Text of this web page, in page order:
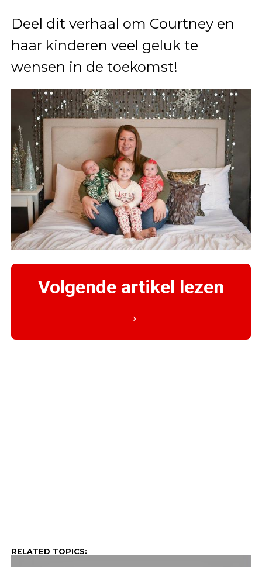
Deel dit verhaal om Courtney en
haar kinderen veel geluk te
wensen in de toekomst!
Volgende artikel lezen
→
RELATED TOPICS: